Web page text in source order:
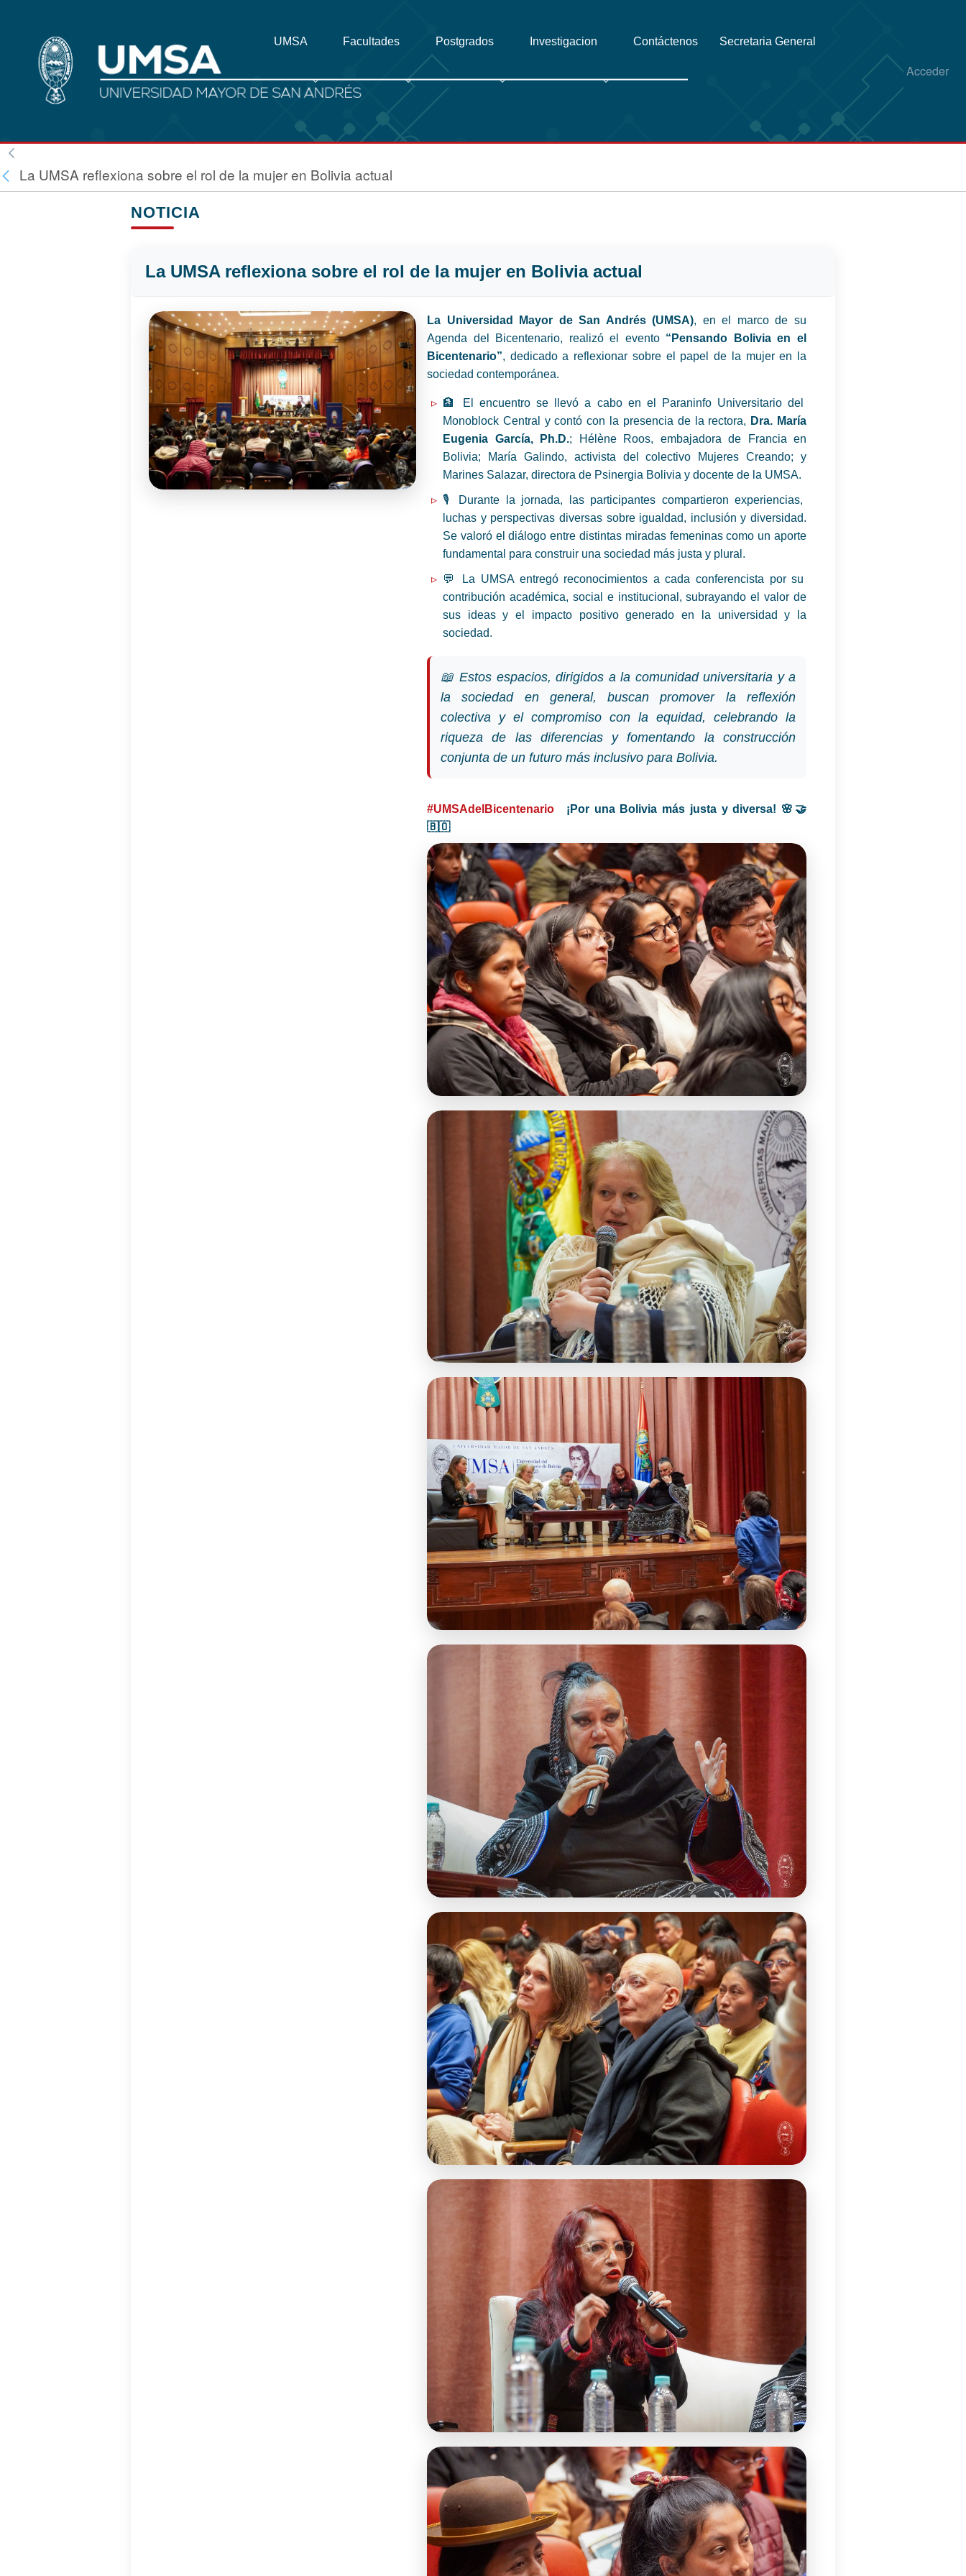
Acceder
UMSA Facultades Postgrados Investigacion Contáctenos Secretaria General
La UMSA reflexiona sobre el rol de la mujer en Bolivia actual
NOTICIA
La UMSA reflexiona sobre el rol de la mujer en Bolivia actual
La Universidad Mayor de San Andrés (UMSA), en el marco de su
Agenda del Bicentenario, realizó el evento “Pensando Bolivia en el
Bicentenario”, dedicado a reflexionar sobre el papel de la mujer en la
sociedad contemporánea.
🏦 El encuentro se llevó a cabo en el Paraninfo Universitario del
Monoblock Central y contó con la presencia de la rectora, Dra. María
Eugenia García, Ph.D.; Hélène Roos, embajadora de Francia en
Bolivia; María Galindo, activista del colectivo Mujeres Creando; y
Marines Salazar, directora de Psinergia Bolivia y docente de la UMSA.
🎙 Durante la jornada, las participantes compartieron experiencias,
luchas y perspectivas diversas sobre igualdad, inclusión y diversidad.
Se valoró el diálogo entre distintas miradas femeninas como un aporte
fundamental para construir una sociedad más justa y plural.
💬 La UMSA entregó reconocimientos a cada conferencista por su
contribución académica, social e institucional, subrayando el valor de
sus ideas y el impacto positivo generado en la universidad y la
sociedad.
📖 Estos espacios, dirigidos a la comunidad universitaria y a
la sociedad en general, buscan promover la reflexión
colectiva y el compromiso con la equidad, celebrando la
riqueza de las diferencias y fomentando la construcción
conjunta de un futuro más inclusivo para Bolivia.
#UMSAdelBicentenario
¡Por una Bolivia más justa y diversa! 🌸🤝
🇧🇴